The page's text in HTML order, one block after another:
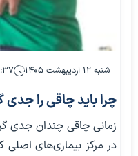
شنبه ۱۲ اردیبهشت ۱۴۰۵
چرا باید چاقی را
زمانی چاقی چندان جدی
در مرکز بیماری‌های اصلی